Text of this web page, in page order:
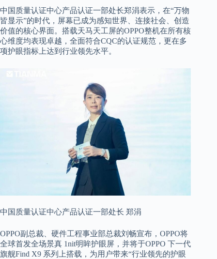
中国质量认证中心产品认证一部处长郑涓表示，在“万物
皆显示”的时代，屏幕已成为感知世界、连接社会、创造
价值的核心界面。搭载天马天工屏的OPPO整机在所有核
心维度均表现卓越，全面符合CQC的认证规范，更在多
项护眼指标上达到行业领先水平。
中国质量认证中心产品认证一部处长 郑涓
OPPO副总裁、硬件工程事业部总裁刘畅宣布，OPPO将
全球首发全场景真 1nit明眸护眼屏，并将于OPPO 下一代
旗舰Find X9 系列上搭载，为用户带来“行业领先的护眼